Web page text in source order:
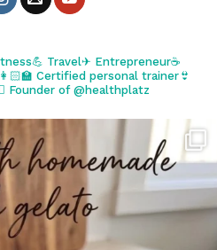
Travel✈ Entrepreneur☕️
Certified personal trainer👙
Founder of @healthplatz